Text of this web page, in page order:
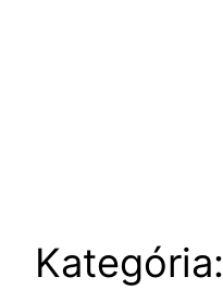
Kategória: